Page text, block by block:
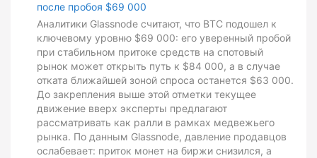
после пробоя $69 000
Аналитики Glassnode считают, что BTC подошел к
ключевому уровню $69 000: его уверенный пробой
при стабильном притоке средств на спотовый
рынок может открыть путь к $84 000, а в случае
отката ближайшей зоной спроса останется $63 000.
До закрепления выше этой отметки текущее
движение вверх эксперты предлагают
рассматривать как ралли в рамках медвежьего
рынка. По данным Glassnode, давление продавцов
ослабевает: приток монет на биржи снизился, а